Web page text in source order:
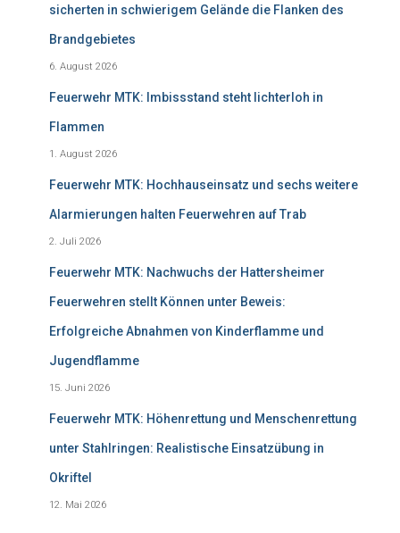
sicherten in schwierigem Gelände die Flanken des
Brandgebietes
6. August 2026
Feuerwehr MTK: Imbissstand steht lichterloh in
Flammen
1. August 2026
Feuerwehr MTK: Hochhauseinsatz und sechs weitere
Alarmierungen halten Feuerwehren auf Trab
2. Juli 2026
Feuerwehr MTK: Nachwuchs der Hattersheimer
Feuerwehren stellt Können unter Beweis:
Erfolgreiche Abnahmen von Kinderflamme und
Jugendflamme
15. Juni 2026
Feuerwehr MTK: Höhenrettung und Menschenrettung
unter Stahlringen: Realistische Einsatzübung in
Okriftel
12. Mai 2026